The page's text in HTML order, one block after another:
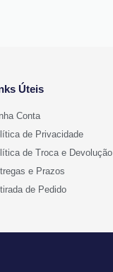
Úteis
Conta
de Privacidade
de Troca e Devolução
e Prazos
de Pedido